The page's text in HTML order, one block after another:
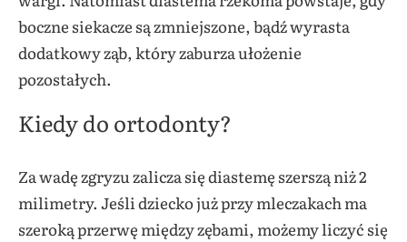
boczne siekacze są zmniejszone, bądź wyrasta
dodatkowy ząb, który zaburza ułożenie
pozostałych.
Kiedy do ortodonty?
Za wadę zgryzu zalicza się diastemę szerszą niż 2
milimetry. Jeśli dziecko już przy mleczakach ma
szeroką przerwę między zębami, możemy liczyć się